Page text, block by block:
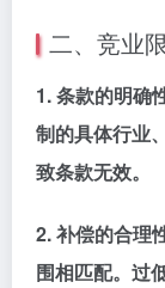
二、竞业
1.条款的明确
制的具体行业
致条款无效。
2.补偿的合理
围相匹配。过